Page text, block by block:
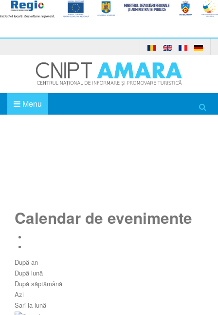
Menu
Calendar de evenimente
După an
După lună
După săptămână
Azi
Sari la lună